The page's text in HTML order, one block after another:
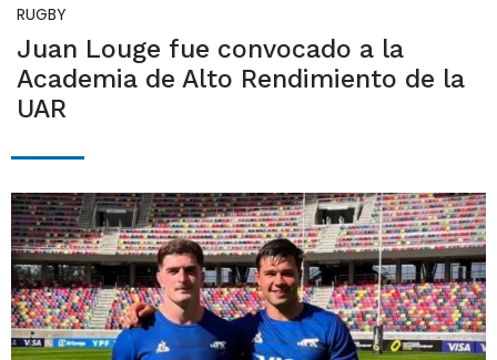
RUGBY
Juan Louge fue convocado a la
Academia de Alto Rendimiento de la
UAR